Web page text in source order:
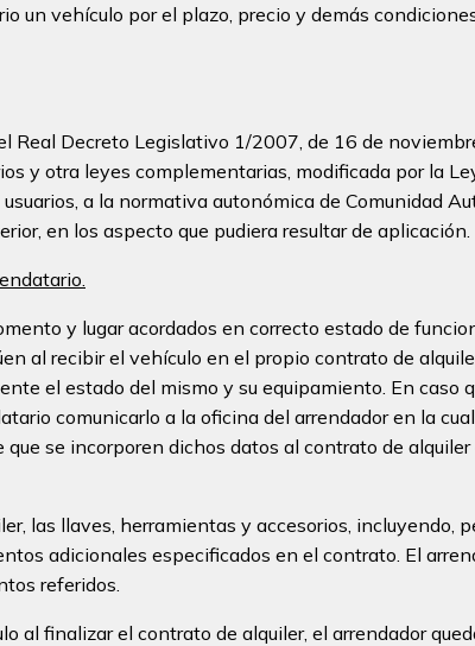
un vehículo por el plazo, precio y demás
Decreto Legislativo 1/2007, de 16 de
y otra leyes complementarias, modificada por la
a la normativa autonómica de Comunidad
en los aspecto que pudiera resultar de aplicación.
y lugar acordados en correcto estado de
al recibir el vehículo en el propio contrato de
el estado del mismo y su equipamiento. En caso
comunicarlo a la oficina del arrendador en la
se incorporen dichos datos al contrato de
las llaves, herramientas y accesorios, incluyendo,
adicionales especificados en el contrato. El
referidos.
al finalizar el contrato de alquiler, el arrendador